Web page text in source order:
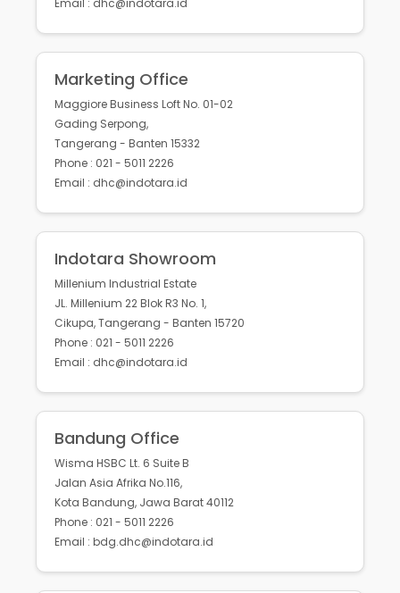
Email : dhc@indotara.id
Marketing Office
Maggiore Business Loft No. 01-02
Gading Serpong,
Tangerang - Banten 15332
Phone : 021 - 5011 2226
Email : dhc@indotara.id
Indotara Showroom
Millenium Industrial Estate
JL. Millenium 22 Blok R3 No. 1,
Cikupa, Tangerang - Banten 15720
Phone : 021 - 5011 2226
Email : dhc@indotara.id
Bandung Office
Wisma HSBC Lt. 6 Suite B
Jalan Asia Afrika No.116,
Kota Bandung, Jawa Barat 40112
Phone : 021 - 5011 2226
Email : bdg.dhc@indotara.id